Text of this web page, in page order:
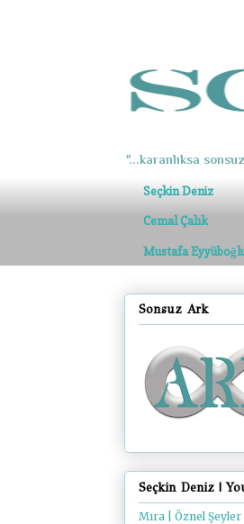
"...karanlıksa
Seçkin Deniz
Cemal Çalık
Mustafa
Sonsuz Ark
Seçkin Deniz |
Mıra | Öznel Şeyler